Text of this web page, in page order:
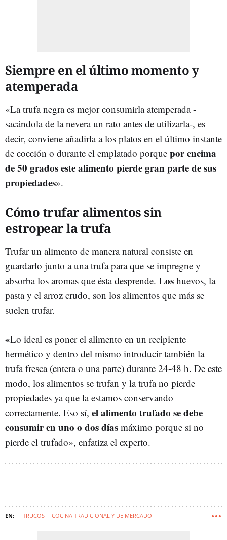
Siempre en el último momento y
atemperada
«La trufa negra es mejor consumirla atemperada -
sacándola de la nevera un rato antes de utilizarla-, es
decir, conviene añadirla a los platos en el último instante
de cocción o durante el emplatado porque por encima
de 50 grados este alimento pierde gran parte de sus
propiedades».
Cómo trufar alimentos sin
estropear la trufa
Trufar un alimento de manera natural consiste en
guardarlo junto a una trufa para que se impregne y
absorba los aromas que ésta desprende. Los huevos, la
pasta y el arroz crudo, son los alimentos que más se
suelen trufar.
«Lo ideal es poner el alimento en un recipiente
hermético y dentro del mismo introducir también la
trufa fresca (entera o una parte) durante 24-48 h. De este
modo, los alimentos se trufan y la trufa no pierde
propiedades ya que la estamos conservando
correctamente. Eso sí, el alimento trufado se debe
consumir en uno o dos días máximo porque si no
pierde el trufado», enfatiza el experto.
TRUCOS COCINA TRADICIONAL Y DE MERCADO